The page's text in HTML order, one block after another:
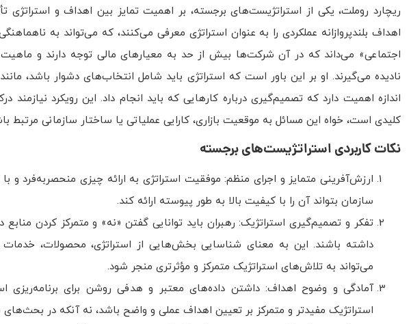
ریچارد روملت، یکی از استراتژیست‌های برجسته، بر اهمیت تمایز بین اهداف و استراتژی
اهداف بلندپروازانه عملکردی را به عنوان استراتژی معرفی می‌کنند، که می‌تواند به
اجتماعی» می‌داند که در آن شرکت‌ها بیش از حد به معیارهای مالی توجه دارند و
نادیده می‌گیرند. او بر این باور است که استراتژی باید شامل انتخاب‌های دشوار باشد،
اندازه اهمیت دارد که تصمیم‌گیری درباره کارهایی که باید انجام داد. این رویکرد
کلیدی است، خواه این مسائل به موقعیت بازاری، کارایی عملیاتی یا ساختار سازمانی مرتبط
نکات کاربردی استراتژیست‌های برجسته
ارزش‌آفرینی متمایز و اجرای منظم: موفقیت استراتژی به ارائه چیزی منحصربه‌فرد و
سازمان بتواند آن را با کیفیت بالا به طور پیوسته ارائه کند.
تفکر و تصمیم‌گیری استراتژیک: رهبران باید توانایی گفتن «نه» و متمرکز کردن
داشته باشند. این به معنای شناسایی بخش‌هایی از استراتژی، محصولات،
می‌تواند به تلاش‌های استراتژیک متمرکز و مؤثرتری منجر شود.
آمادگی و وضوح اهداف: داشتن داده‌های معتبر و هدفی روشن برای
استراتژیک مفیدتر و متمرکز بر تعیین اهداف عملی و واضح باشد، نه آنکه در بحث‌های